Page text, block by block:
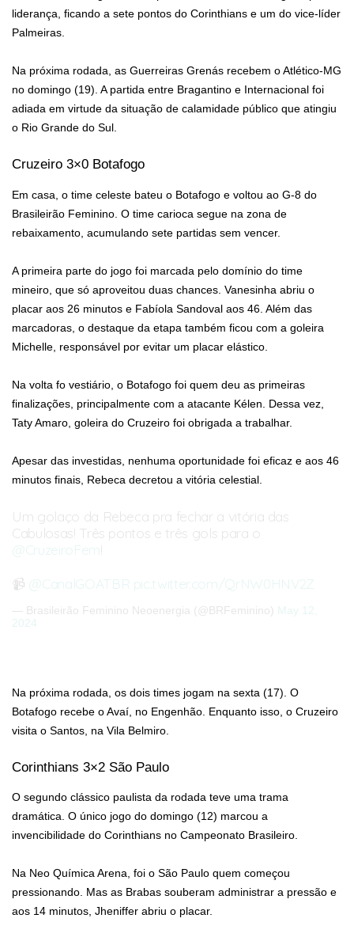
liderança, ficando a sete pontos do Corinthians e um do vice-líder
Palmeiras.
Na próxima rodada, as Guerreiras Grenás recebem o Atlético-MG
no domingo (19). A partida entre Bragantino e Internacional foi
adiada em virtude da situação de calamidade público que atingiu
o Rio Grande do Sul.
Cruzeiro 3×0 Botafogo
Em casa, o time celeste bateu o Botafogo e voltou ao G-8 do
Brasileirão Feminino. O time carioca segue na zona de
rebaixamento, acumulando sete partidas sem vencer.
A primeira parte do jogo foi marcada pelo domínio do time
mineiro, que só aproveitou duas chances. Vanesinha abriu o
placar aos 26 minutos e Fabíola Sandoval aos 46. Além das
marcadoras, o destaque da etapa também ficou com a goleira
Michelle, responsável por evitar um placar elástico.
Na volta fo vestiário, o Botafogo foi quem deu as primeiras
finalizações, principalmente com a atacante Kélen. Dessa vez,
Taty Amaro, goleira do Cruzeiro foi obrigada a trabalhar.
Apesar das investidas, nenhuma oportunidade foi eficaz e aos 46
minutos finais, Rebeca decretou a vitória celestial.
Um golaço da Rebeca pra fechar a vitória das
Cabulosas! Três pontos e três gols para o
@CruzeiroFem!
📹 @CanalGOATBR pic.twitter.com/QrNW0HNV2Z
— Brasileirão Feminino Neoenergia (@BRFeminino)
May 12,
2024
Na próxima rodada, os dois times jogam na sexta (17). O
Botafogo recebe o Avaí, no Engenhão. Enquanto isso, o Cruzeiro
visita o Santos, na Vila Belmiro.
Corinthians 3×2 São Paulo
O segundo clássico paulista da rodada teve uma trama
dramática. O único jogo do domingo (12) marcou a
invencibilidade do Corinthians no Campeonato Brasileiro.
Na Neo Química Arena, foi o São Paulo quem começou
pressionando. Mas as Brabas souberam administrar a pressão e
aos 14 minutos, Jheniffer abriu o placar.